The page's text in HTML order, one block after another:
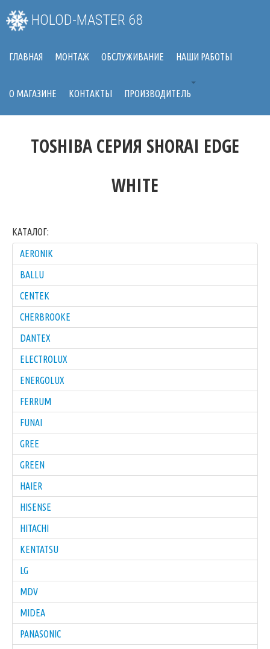
HOLOD-MASTER 68
ГЛАВНАЯ МОНТАЖ ОБСЛУЖИВАНИЕ НАШИ РАБОТЫ
О МАГАЗИНЕ КОНТАКТЫ ПРОИЗВОДИТЕЛЬ
TOSHIBA СЕРИЯ SHORAI EDGE
WHITE
КАТАЛОГ:
AERONIK
BALLU
CENTEK
CHERBROOKE
DANTEX
ELECTROLUX
ENERGOLUX
FERRUM
FUNAI
GREE
GREEN
HAIER
HISENSE
HITACHI
KENTATSU
LG
MDV
MIDEA
PANASONIC